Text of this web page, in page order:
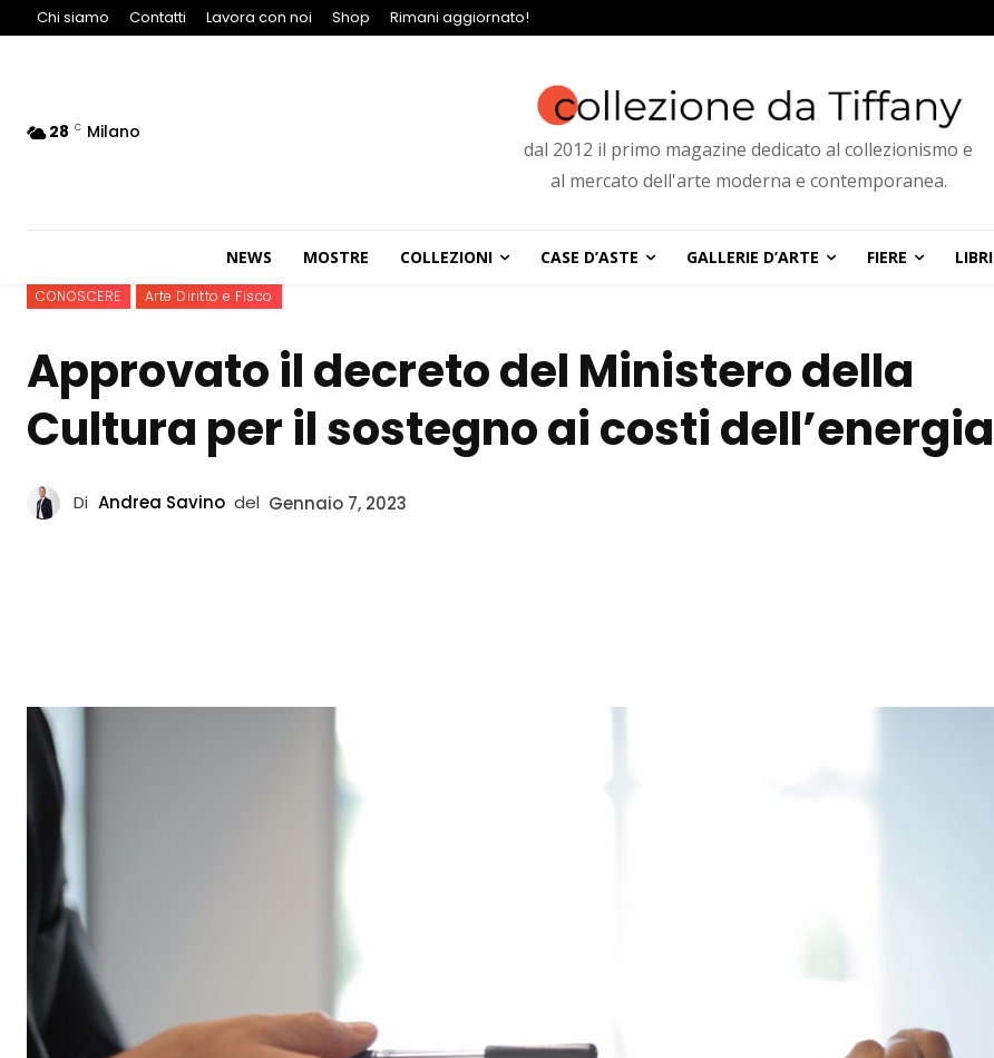
Chi siamo Contatti Lavora con noi Shop Rimani aggiornato!
28 C Milano
dal 2012 il primo magazine dedicato al collezionismo e
al mercato dell'arte moderna e contemporanea.
NEWS MOSTRE COLLEZIONI CASE D’ASTE GALLERIE D’ARTE FIERE LIBRI
CONOSCERE Arte Diritto e Fisco
Approvato il decreto del Ministero della
Cultura per il sostegno ai costi dell’energia
Di Andrea Savino del Gennaio 7, 2023